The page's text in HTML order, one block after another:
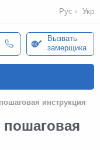
Рус Укр
Вызвать
замерщика
инструкция